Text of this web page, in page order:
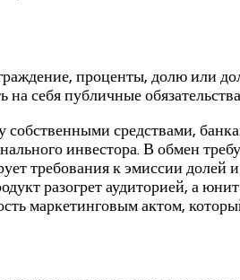
проценты, долю или
себя публичные
средствами,
инвестора. В обмен
требования к эмиссии
разогрет аудиторией, а
маркетинговым актом,